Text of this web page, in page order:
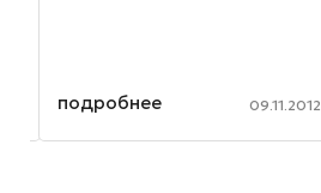
Так, толщина корпуса ...
подробнее 09.11.2012